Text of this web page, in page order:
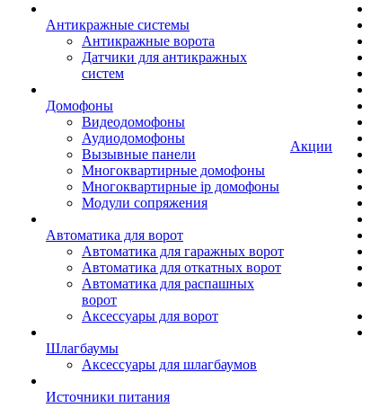
Антикражные системы
Антикражные ворота
Датчики для антикражных
систем
Домофоны
Видеодомофоны
Аудиодомофоны
Вызывные панели
Многоквартирные домофоны
Многоквартирные ip домофоны
Модули сопряжения
Автоматика для ворот
Автоматика для гаражных ворот
Автоматика для откатных ворот
Автоматика для распашных
ворот
Аксессуары для ворот
Шлагбаумы
Аксессуары для шлагбаумов
Источники питания
Акции